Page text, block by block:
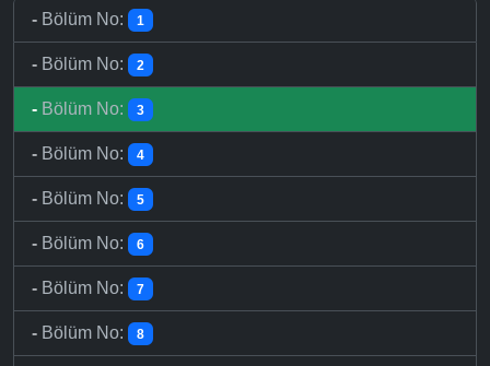
- Bölüm No: 1
- Bölüm No: 2
- Bölüm No: 3
- Bölüm No: 4
- Bölüm No: 5
- Bölüm No: 6
- Bölüm No: 7
- Bölüm No: 8